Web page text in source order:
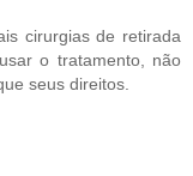
cirurgias de retirada
o tratamento, não
seus direitos.